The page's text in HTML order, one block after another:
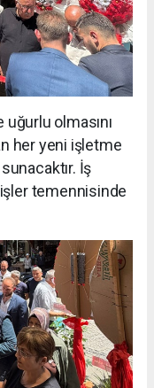
uğurlu olmasını
her yeni işletme
İş
temennisinde